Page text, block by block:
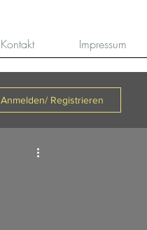
Kontakt Impressum
Anmelden/ Registrieren